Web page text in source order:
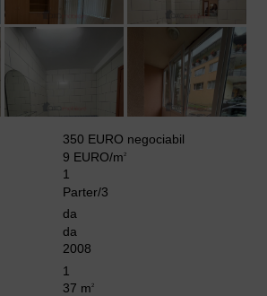
350 EURO negociabil
9 EURO/m2
1
Parter/3
da
da
2008
1
37 m2